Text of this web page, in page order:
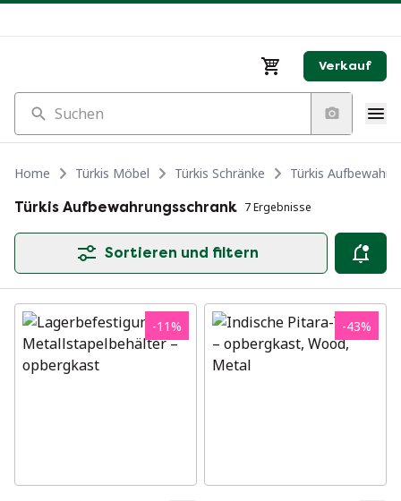
Verkauf
Suchen
Home Türkis Möbel Türkis Schränke
Türkis
Türkis Aufbewahrungsschrank 7 Ergebnisse
Sortieren und filtern
-11% -43%